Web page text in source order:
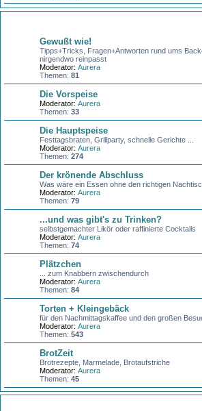
Gewußt wie!
Tipps+Tricks, Fragen+Antworten rund ums
nirgendwo reinpasst
Moderator: Aurera
Themen: 81
Die Vorspeise
Moderator: Aurera
Themen: 33
Die Hauptspeise
Festtagsbraten, Grillparty, schnelle Gerichte ...
Moderator: Aurera
Themen: 274
Der krönende Abschluss
Was wäre ein Essen ohne den richtigen
Moderator: Aurera
Themen: 79
...und was gibt's zu Trinken?
selbstgemachter Likör oder raffinierte Cocktails
Moderator: Aurera
Themen: 74
Plätzchen
... zum Knabbern zwischendurch
Moderator: Aurera
Themen: 84
Torten + Kleingebäck
für den Nachmittagskaffee und den großen
Moderator: Aurera
Themen: 543
BrotZeit
Brotrezepte, Marmelade, Brotaufstriche
Moderator: Aurera
Themen: 45